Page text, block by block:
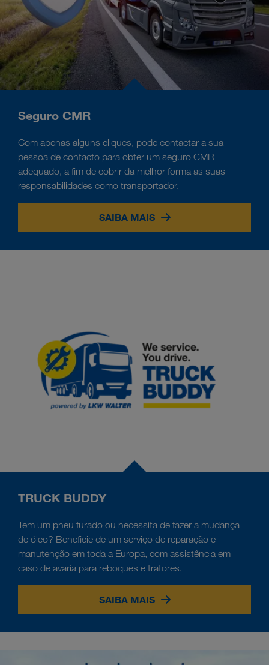
Seguro CMR
Com apenas alguns cliques, pode contactar a sua
pessoa de contacto para obter um seguro CMR
adequado, a fim de cobrir da melhor forma as suas
responsabilidades como transportador.
SAIBA MAIS
TRUCK BUDDY
Tem um pneu furado ou necessita de fazer a mudança
de óleo? Beneficie de um serviço de reparação e
manutenção em toda a Europa, com assistência em
caso de avaria para reboques e tratores.
SAIBA MAIS